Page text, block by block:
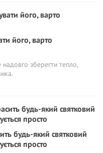
його, варто
зберегти тепло,
будь-який святковий
просто